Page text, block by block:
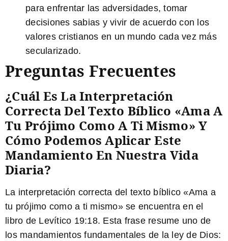
para enfrentar las adversidades, tomar
decisiones sabias y vivir de acuerdo con los
valores cristianos en un mundo cada vez más
secularizado.
Preguntas Frecuentes
¿Cuál Es La Interpretación
Correcta Del Texto Bíblico «Ama A
Tu Prójimo Como A Ti Mismo» Y
Cómo Podemos Aplicar Este
Mandamiento En Nuestra Vida
Diaria?
La interpretación correcta del texto bíblico «Ama a
tu prójimo como a ti mismo» se encuentra en el
libro de Levítico 19:18. Esta frase resume uno de
los mandamientos fundamentales de la ley de Dios: